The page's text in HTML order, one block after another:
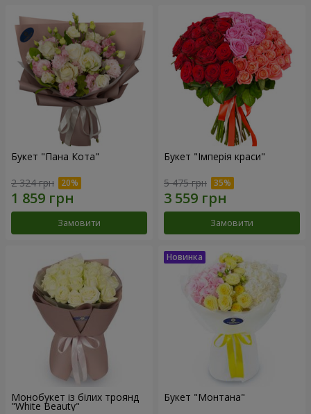
Букет "Пана Кота"
2 324 грн
Замовити
Букет "Імперія краси"
5 475 грн
Замовити
Монобукет із білих троянд
"White Beauty"
Букет "Монтана"